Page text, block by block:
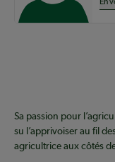
Sa passion pour
su l’apprivoiser au fil
agricultrice aux côtés